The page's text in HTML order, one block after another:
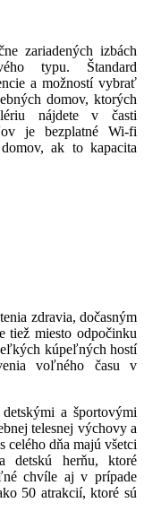
zariadených izbách
typu. Štandard
a možností vybrať
domov, ktorých
nájdete v časti
je bezplatné Wi-fi
ak to kapacita
zdravia, dočasným
tiež miesto odpočinku
kúpeľných hostí
voľného času v
a športovými
telesnej výchovy a
celého dňa majú všetci
detskú herňu, ktoré
chvíle aj v prípade
50 atrakcií, ktoré sú